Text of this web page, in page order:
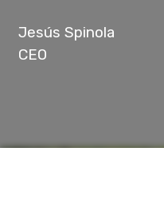
Jesús Spinola
CEO